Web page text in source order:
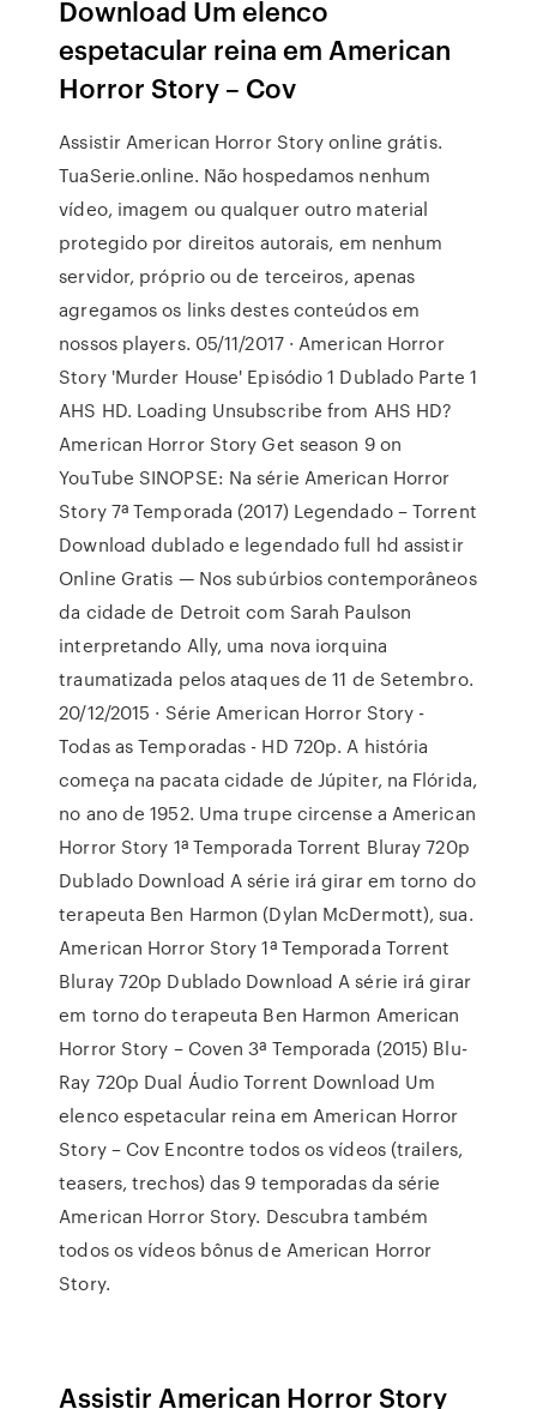
Download Um elenco
espetacular reina em American
Horror Story – Cov
Assistir American Horror Story online grátis.
TuaSerie.online. Não hospedamos nenhum
vídeo, imagem ou qualquer outro material
protegido por direitos autorais, em nenhum
servidor, próprio ou de terceiros, apenas
agregamos os links destes conteúdos em
nossos players. 05/11/2017 · American Horror
Story 'Murder House' Episódio 1 Dublado Parte 1
AHS HD. Loading Unsubscribe from AHS HD?
American Horror Story Get season 9 on
YouTube SINOPSE: Na série American Horror
Story 7ª Temporada (2017) Legendado – Torrent
Download dublado e legendado full hd assistir
Online Gratis — Nos subúrbios contemporâneos
da cidade de Detroit com Sarah Paulson
interpretando Ally, uma nova iorquina
traumatizada pelos ataques de 11 de Setembro.
20/12/2015 · Série American Horror Story -
Todas as Temporadas - HD 720p. A história
começa na pacata cidade de Júpiter, na Flórida,
no ano de 1952. Uma trupe circense a American
Horror Story 1ª Temporada Torrent Bluray 720p
Dublado Download A série irá girar em torno do
terapeuta Ben Harmon (Dylan McDermott), sua.
American Horror Story 1ª Temporada Torrent
Bluray 720p Dublado Download A série irá girar
em torno do terapeuta Ben Harmon American
Horror Story – Coven 3ª Temporada (2015) Blu-
Ray 720p Dual Áudio Torrent Download Um
elenco espetacular reina em American Horror
Story – Cov Encontre todos os vídeos (trailers,
teasers, trechos) das 9 temporadas da série
American Horror Story. Descubra também
todos os vídeos bônus de American Horror
Story.
Assistir American Horror Story